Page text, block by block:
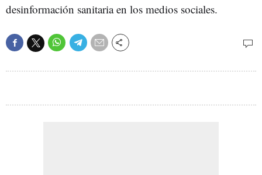
desinformación sanitaria en los medios sociales.